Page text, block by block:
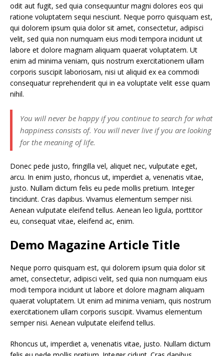
odit aut fugit, sed quia consequuntur magni dolores eos qui
ratione voluptatem sequi nesciunt. Neque porro quisquam est,
qui dolorem ipsum quia dolor sit amet, consectetur, adipisci
velit, sed quia non numquam eius modi tempora incidunt ut
labore et dolore magnam aliquam quaerat voluptatem. Ut
enim ad minima veniam, quis nostrum exercitationem ullam
corporis suscipit laboriosam, nisi ut aliquid ex ea commodi
consequatur reprehenderit qui in ea voluptate velit esse quam
nihil.
You will never be happy if you continue to search for what
happiness consists of. You will never live if you are looking
for the meaning of life.
Donec pede justo, fringilla vel, aliquet nec, vulputate eget,
arcu. In enim justo, rhoncus ut, imperdiet a, venenatis vitae,
justo. Nullam dictum felis eu pede mollis pretium. Integer
tincidunt. Cras dapibus. Vivamus elementum semper nisi.
Aenean vulputate eleifend tellus. Aenean leo ligula, porttitor
eu, consequat vitae, eleifend ac, enim.
Demo Magazine Article Title
Neque porro quisquam est, qui dolorem ipsum quia dolor sit
amet, consectetur, adipisci velit, sed quia non numquam eius
modi tempora incidunt ut labore et dolore magnam aliquam
quaerat voluptatem. Ut enim ad minima veniam, quis nostrum
exercitationem ullam corporis suscipit. Vivamus elementum
semper nisi. Aenean vulputate eleifend tellus.
Rhoncus ut, imperdiet a, venenatis vitae, justo. Nullam dictum